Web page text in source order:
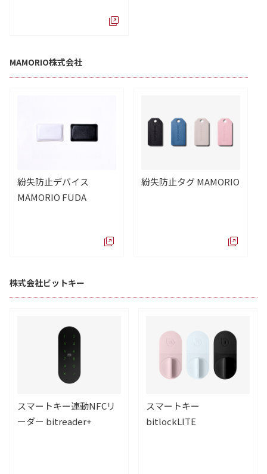
MAMORIO株式会社
紛失防止デバイス
MAMORIO FUDA
紛失防止タグ MAMORIO
株式会社ビットキー
スマートキー連動NFCリ
ーダー bitreader+
スマートキー
bitlockLITE